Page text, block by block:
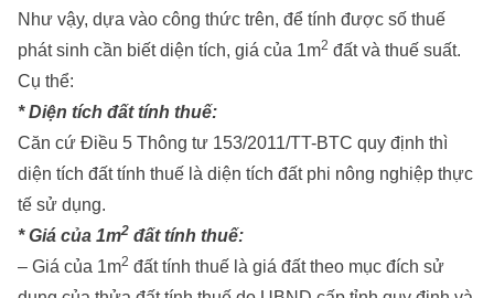
Như vậy, dựa vào công thức trên, để tính được số thuế
phát sinh cần biết diện tích, giá của 1m2 đất và thuế suất.
Cụ thể:
* Diện tích đất tính thuế:
Căn cứ Điều 5 Thông tư 153/2011/TT-BTC quy định thì
diện tích đất tính thuế là diện tích đất phi nông nghiệp thực
tế sử dụng.
* Giá của 1m2 đất tính thuế:
– Giá của 1m2 đất tính thuế là giá đất theo mục đích sử